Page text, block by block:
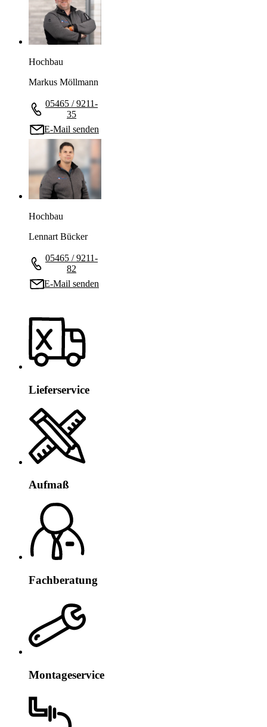
Hochbau
Markus Möllmann
05465 / 9211-
35
E-Mail senden
Hochbau
Lennart Bücker
05465 / 9211-
82
E-Mail senden
Lieferservice
Aufmaß
Fachberatung
Montageservice